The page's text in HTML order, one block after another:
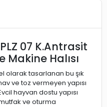
07 K.Antrasit
Makine Halısı
olarak tasarlanan bu şık
ve toz vermeyen yapısı
hayvan dostu yapısı
ve oturma